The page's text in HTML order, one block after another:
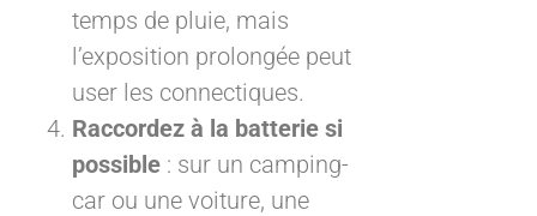
temps de pluie, mais
l’exposition prolongée peut
user les connectiques.
Raccordez à la batterie si
possible : sur un camping-
car ou une voiture, une